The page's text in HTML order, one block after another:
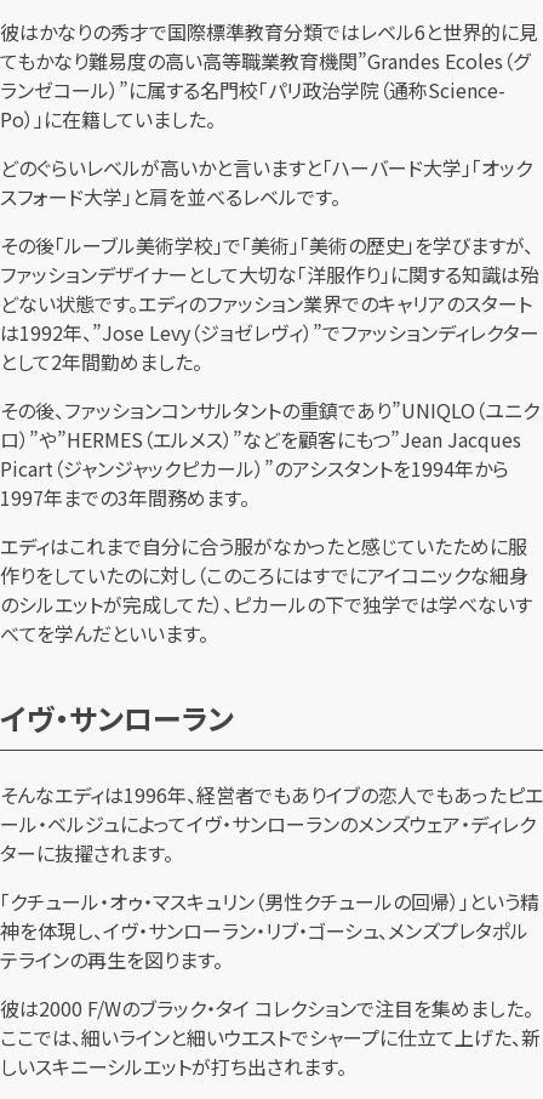
彼はかなりの秀才で国際標準教育分類ではレベル6と世界的に見
てもかなり難易度の高い高等職業教育機関”Grandes Ecoles（グ
ランゼコール）”に属する名門校「パリ政治学院（通称Science-
Po）」に在籍していました。
どのぐらいレベルが高いかと言いますと「ハーバード大学」「オック
スフォード大学」と肩を並べるレベルです。
その後「ルーブル美術学校」で「美術」「美術の歴史」を学びますが、
ファッションデザイナーとして大切な「洋服作り」に関する知識は殆
どない状態です。エディのファッション業界でのキャリアのスタート
は1992年、”Jose Levy（ジョゼレヴィ）”でファッションディレクター
として2年間勤めました。
その後、ファッションコンサルタントの重鎮であり”UNIQLO（ユニク
ロ）”や”HERMES（エルメス）”などを顧客にもつ”Jean Jacques
Picart（ジャンジャックピカール）”のアシスタントを1994年から
1997年までの3年間務めます。
エディはこれまで自分に合う服がなかったと感じていたために服
作りをしていたのに対し（このころにはすでにアイコニックな細身
のシルエットが完成してた）、ピカールの下で独学では学べないす
べてを学んだといいます。
イヴ・サンローラン
そんなエディは1996年、経営者でもありイブの恋人でもあったピエ
ール・ベルジュによってイヴ・サンローランのメンズウェア・ディレク
ターに抜擢されます。
「クチュール・オゥ・マスキュリン（男性クチュールの回帰）」という精
神を体現し、イヴ・サンローラン・リブ・ゴーシュ、メンズプレタポル
テラインの再生を図ります。
彼は2000 F/Wのブラック・タイ コレクションで注目を集めました。
ここでは、細いラインと細いウエストでシャープに仕立て上げた、新
しいスキニーシルエットが打ち出されます。